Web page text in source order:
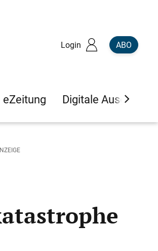
Login ABO
eZeitung Digitale Ausgaben